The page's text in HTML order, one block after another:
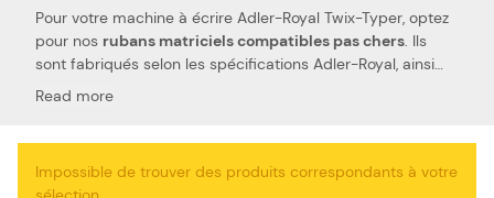
Pour votre machine à écrire Adler-Royal Twix-Typer, optez
pour nos
rubans matriciels compatibles pas chers. Ils
sont fabriqués selon les spécifications Adler-Royal, ainsi
que selon les normes spécifiques. Ceci les rend 100 %
semblables aux rubans matriciels Adler-Royal. Notre
Read more
Impossible de trouver des produits correspondants à votre